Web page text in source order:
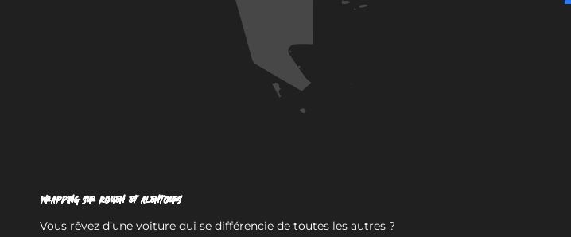
Wrapping sur Rouen et alentours
Vous rêvez d’une voiture qui se différencie de toutes les autres ?